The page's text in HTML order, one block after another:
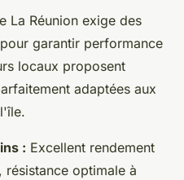
La Réunion exige des
pour garantir performance
locaux proposent
adaptées aux
: Excellent rendement
résistance optimale à